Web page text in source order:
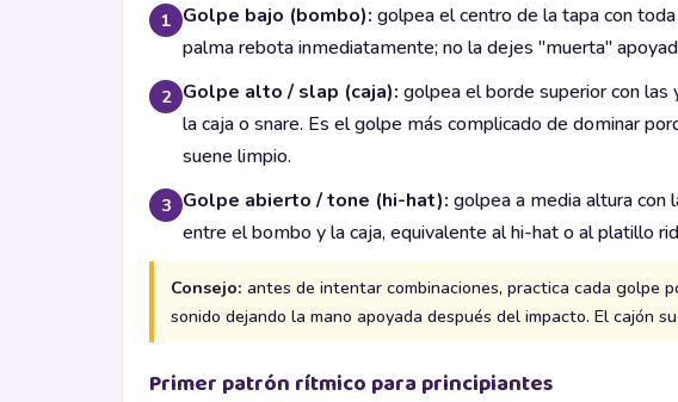
1 Golpe bajo (bombo): golpea el centro de la tapa con
palma rebota inmediatamente; no la dejes "muerta"
2 Golpe alto / slap (caja): golpea el borde superior con
la caja o snare. Es el golpe más complicado de dominar
suene limpio.
3 Golpe abierto / tone (hi-hat): golpea a media altura con
entre el bombo y la caja, equivalente al hi-hat o al platillo
Consejo: antes de intentar combinaciones, practica cada golpe
sonido dejando la mano apoyada después del impacto. El cajón
Primer patrón rítmico para principiantes